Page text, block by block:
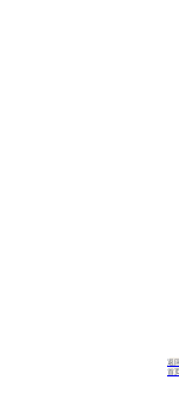
返
首